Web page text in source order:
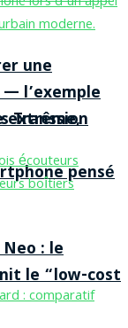
extrême,
pensé
une
l’exemple
Transsion
: le
le “low-cost